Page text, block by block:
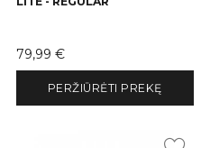
Kaina
79,99 €
PERŽIŪRĖTI PREKĘ